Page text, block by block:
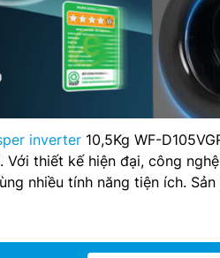
inverter 10,5Kg WF-
Với thiết kế hiện đại, công
nhiều tính năng tiện ích.